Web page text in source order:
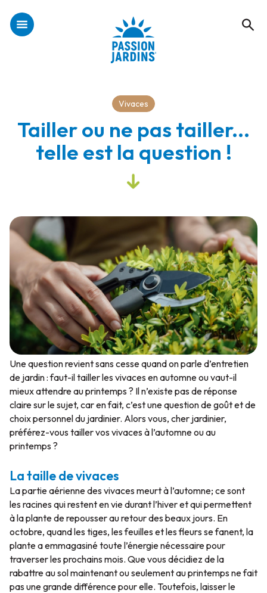
Vivaces
Tailler ou ne pas tailler...
telle est la question !
Une question revient sans cesse quand on parle d’entretien
de jardin : faut-il tailler les vivaces en automne ou vaut-il
mieux attendre au printemps ? Il n’existe pas de réponse
claire sur le sujet, car en fait, c’est une question de goût et de
choix personnel du jardinier. Alors vous, cher jardinier,
préférez-vous tailler vos vivaces à l’automne ou au
printemps ?
La taille de vivaces
La partie aérienne des vivaces meurt à l’automne; ce sont
les racines qui restent en vie durant l’hiver et qui permettent
à la plante de repousser au retour des beaux jours. En
octobre, quand les tiges, les feuilles et les fleurs se fanent, la
plante a emmagasiné toute l’énergie nécessaire pour
traverser les prochains mois. Que vous décidiez de la
rabattre au sol maintenant ou seulement au printemps ne fait
pas une grande différence pour elle. Toutefois, laisser le